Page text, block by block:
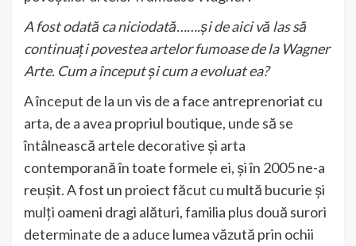
A fost odată ca niciodată…….și de aici vă las să
continuați povestea artelor fumoase de la Wagner
Arte. Cum a început și cum a evoluat ea?
A început de la un vis de a face antreprenoriat cu
arta, de a avea propriul boutique, unde să se
întâlnească artele decorative și arta
contemporană în toate formele ei, și în 2005 ne-a
reușit. A fost un proiect făcut cu multă bucurie și
mulți oameni dragi alături, familia plus două surori
determinate de a aduce lumea văzută prin ochii